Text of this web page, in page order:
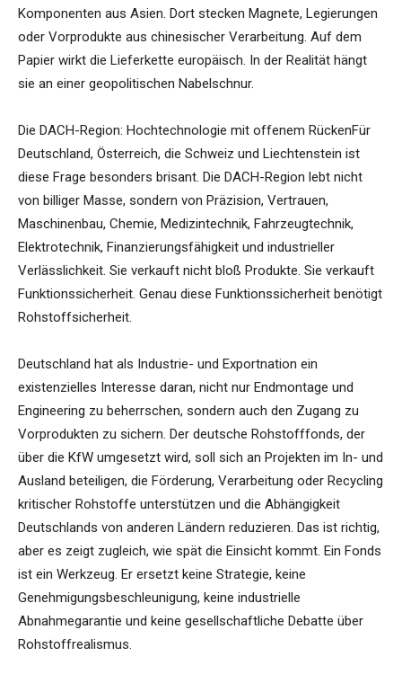
Komponenten aus Asien. Dort stecken Magnete, Legierungen
oder Vorprodukte aus chinesischer Verarbeitung. Auf dem
Papier wirkt die Lieferkette europäisch. In der Realität hängt
sie an einer geopolitischen Nabelschnur.
Die DACH-Region: Hochtechnologie mit offenem RückenFür
Deutschland, Österreich, die Schweiz und Liechtenstein ist
diese Frage besonders brisant. Die DACH-Region lebt nicht
von billiger Masse, sondern von Präzision, Vertrauen,
Maschinenbau, Chemie, Medizintechnik, Fahrzeugtechnik,
Elektrotechnik, Finanzierungsfähigkeit und industrieller
Verlässlichkeit. Sie verkauft nicht bloß Produkte. Sie verkauft
Funktionssicherheit. Genau diese Funktionssicherheit benötigt
Rohstoffsicherheit.
Deutschland hat als Industrie- und Exportnation ein
existenzielles Interesse daran, nicht nur Endmontage und
Engineering zu beherrschen, sondern auch den Zugang zu
Vorprodukten zu sichern. Der deutsche Rohstofffonds, der
über die KfW umgesetzt wird, soll sich an Projekten im In- und
Ausland beteiligen, die Förderung, Verarbeitung oder Recycling
kritischer Rohstoffe unterstützen und die Abhängigkeit
Deutschlands von anderen Ländern reduzieren. Das ist richtig,
aber es zeigt zugleich, wie spät die Einsicht kommt. Ein Fonds
ist ein Werkzeug. Er ersetzt keine Strategie, keine
Genehmigungsbeschleunigung, keine industrielle
Abnahmegarantie und keine gesellschaftliche Debatte über
Rohstoffrealismus.